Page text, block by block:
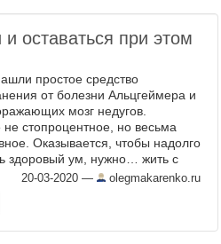
и оставаться при этом
простое средство
от болезни Альцгеймера и
мозг недугов.
не стопроцентное, но весьма
Оказывается, чтобы надолго
здоровый ум, нужно… жить с
партнёром. Кроме всего
партнёр помогает, ...
20-03-2020 — olegmakarenko.ru